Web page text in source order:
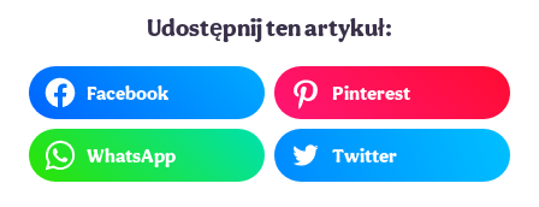
Udostępnij ten artykuł:
Facebook Pinterest
WhatsApp Twitter